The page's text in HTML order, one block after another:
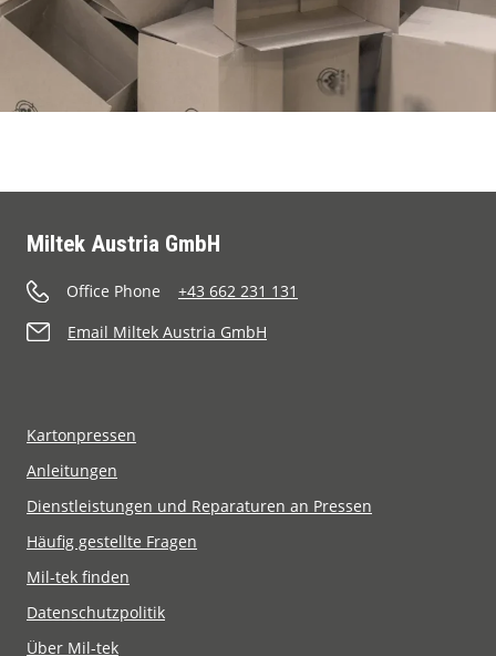
Miltek Austria GmbH
Office Phone
+43 662 231 131
Email Miltek Austria GmbH
Kartonpressen
Anleitungen
Dienstleistungen und Reparaturen an Pressen
Häufig gestellte Fragen
Mil-tek finden
Datenschutzpolitik
Über Mil-tek